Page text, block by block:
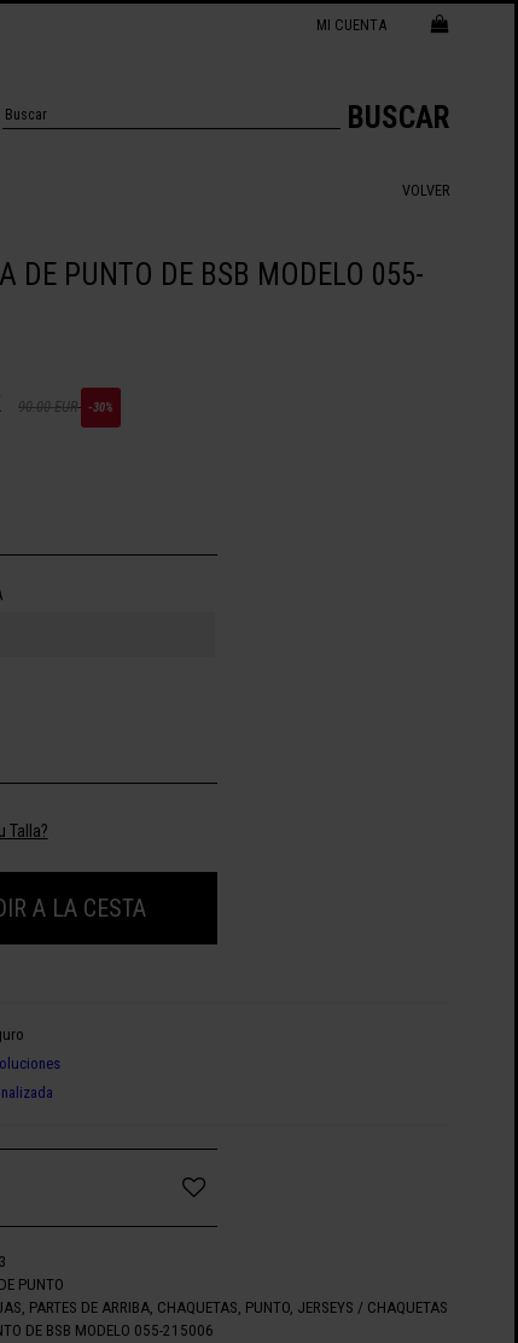
MI CUENTA
BUSCAR
VOLVER
DE PUNTO DE BSB MODELO 055-
90.00 EUR -30%
Talla?
A LA CESTA
PUNTO
PARTES DE ARRIBA, CHAQUETAS PUNTO, JERSEYS / CHAQUETAS
DE BSB MODELO 055-215006